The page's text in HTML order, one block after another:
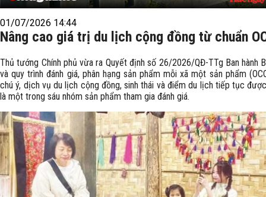
01/07/2026 14:44
Nâng cao giá trị du lịch cộng đồng từ chuẩn
Thủ tướng Chính phủ vừa ra Quyết định số 26/2026/QĐ-TTg Ban hành
và quy trình đánh giá, phân hạng sản phẩm mỗi xã một sản phẩm
chú ý, dịch vụ du lịch cộng đồng, sinh thái và điểm du lịch tiếp tục
là một trong sáu nhóm sản phẩm tham gia đánh giá.